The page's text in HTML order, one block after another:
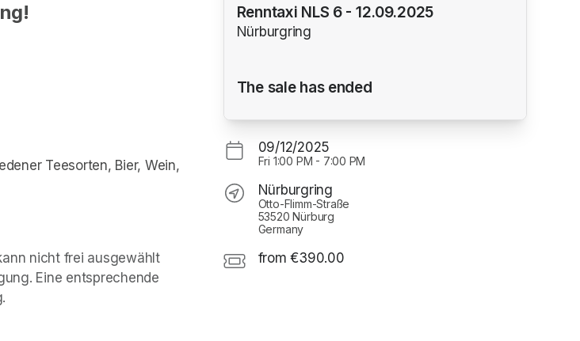
Teesorten, Bier, Wein,
nicht frei ausgewählt
Eine entsprechende
Renntaxi NLS 6 - 12.09.2025
Nürburgring
The sale has ended
09/12/2025
Fri 1:00 PM - 7:00 PM
Nürburgring
Otto-Flimm-Straße
53520 Nürburg
Germany
from €390.00